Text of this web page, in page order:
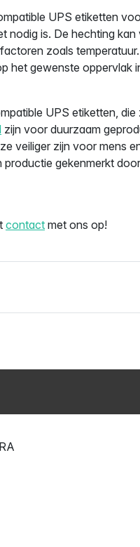
UPS etiketten
nodig is. De hechting kan
zoals
het gewenste oppervlak
UPS etiketten,
zijn voor duurzaam
veiliger zijn voor mens
gekenmerkt
contact met ons op!